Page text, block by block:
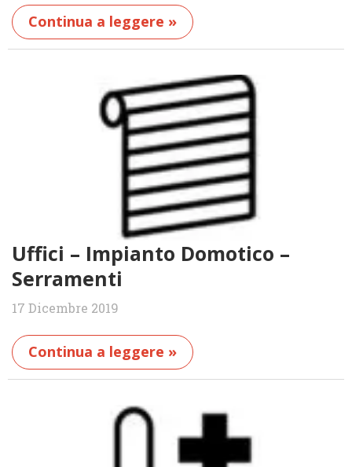
Continua a leggere »
Uffici – Impianto Domotico –
Serramenti
17 Dicembre 2019
Continua a leggere »